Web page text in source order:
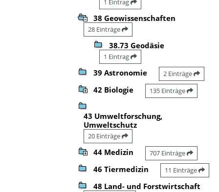
1 Eintrag
38 Geowissenschaften
28 Einträge
38.73 Geodäsie
1 Eintrag
39 Astronomie 2 Einträge
42 Biologie 135 Einträge
43 Umweltforschung,
Umweltschutz
20 Einträge
44 Medizin 707 Einträge
46 Tiermedizin 11 Einträge
48 Land- und Forstwirtschaft